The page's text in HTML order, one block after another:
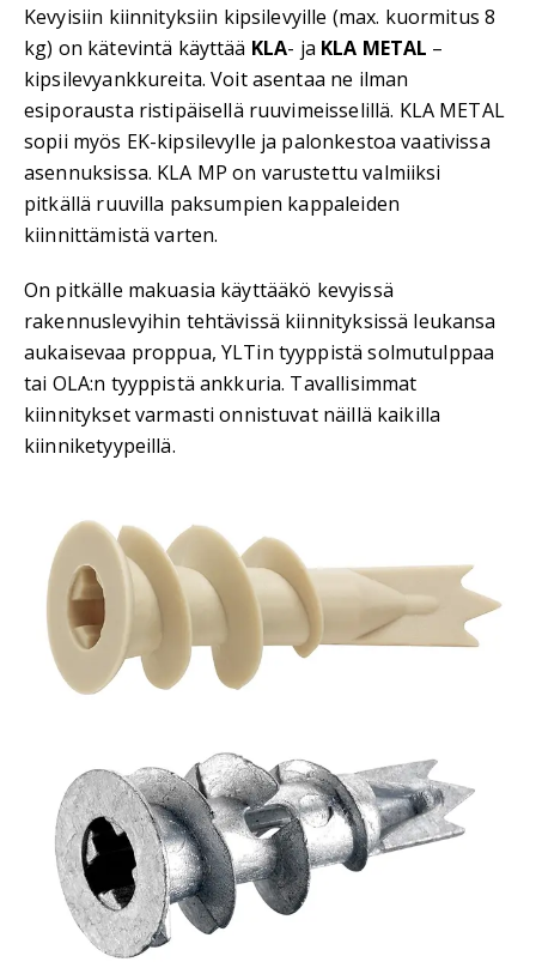
Kevyisiin kiinnityksiin kipsilevyille (max. kuormitus 8
kg) on kätevintä käyttää KLA- ja KLA METAL –
kipsilevyankkureita. Voit asentaa ne ilman
esiporausta ristipäisellä ruuvimeisselillä. KLA METAL
sopii myös EK-kipsilevylle ja palonkestoa vaativissa
asennuksissa. KLA MP on varustettu valmiiksi
pitkällä ruuvilla paksumpien kappaleiden
kiinnittämistä varten.
On pitkälle makuasia käyttääkö kevyissä
rakennuslevyihin tehtävissä kiinnityksissä leukansa
aukaisevaa proppua, YLTin tyyppistä solmutulppaa
tai OLA:n tyyppistä ankkuria. Tavallisimmat
kiinnitykset varmasti onnistuvat näillä kaikilla
kiinniketyypeillä.